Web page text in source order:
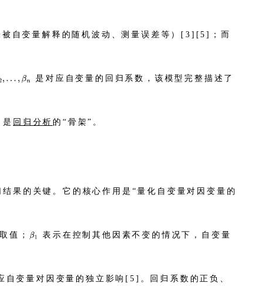
自变量解释的随机波动、测量误差等）[3][5]；而
是对应自变量的回归系数，该模型完整描述了
回归分析 的“骨架”。
果的关键。它的核心作用是“量化自变量对因变量的
值；
表示在控制其他因素不变的情况下，自变量
自变量对因变量的独立影响[5]。回归系数的正负、